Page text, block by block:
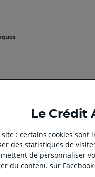
Le Crédit
: certains cookies
des statistiques de
de personnaliser
du contenu sur
BANQUE CLIENT
et médiation